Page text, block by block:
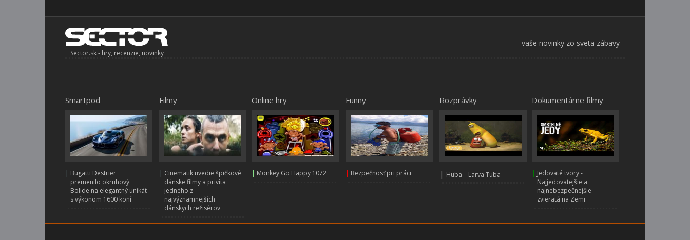
vaše novinky zo sveta zábavy
Sector.sk - hry, recenzie, novinky
Smartpod
| Bugatti Destrier
premenilo okruhový
Bolide na elegantný unikát
s výkonom 1600 koní
Filmy
| Cinematik uvedie špičkové
dánske filmy a privíta
jedného z
najvýznamnejších
dánskych režisérov
Online hry
| Monkey Go Happy 1072
Funny
| Bezpečnosť pri práci
Rozprávky
| Huba – Larva Tuba
Dokumentárne filmy
| Jedovaté tvory -
Najjedovatejšie a
najnebezpečnejšie
zvieratá na Zemi